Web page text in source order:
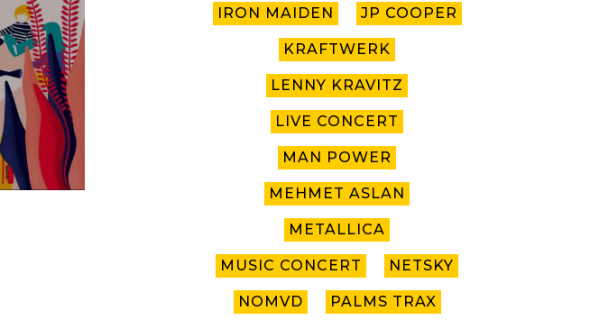
IRON MAIDEN JP COOPER
KRAFTWERK
LENNY KRAVITZ
LIVE CONCERT
MAN POWER
MEHMET ASLAN
METALLICA
MUSIC CONCERT NETSKY
NOMVD PALMS TRAX